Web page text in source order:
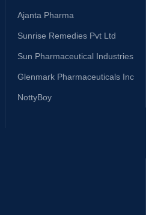
Ajanta Pharma
Sunrise Remedies Pvt Ltd
Sun Pharmaceutical Industries
Glenmark Pharmaceuticals Inc
NottyBoy